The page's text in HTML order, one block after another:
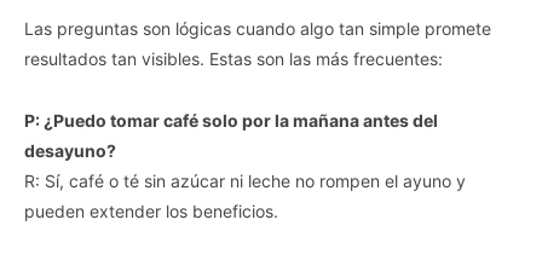
Las preguntas son lógicas cuando algo tan simple promete
resultados tan visibles. Estas son las más frecuentes:
P: ¿Puedo tomar café solo por la mañana antes del
desayuno?
R: Sí, café o té sin azúcar ni leche no rompen el ayuno y
pueden extender los beneficios.